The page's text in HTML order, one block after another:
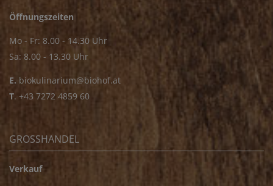
Öffnungszeiten
Mo - Fr: 8.00 - 14.30 Uhr
Sa: 8.00 - 13.30 Uhr
E. biokulinarium@biohof.at
T. +43 7272 4859 60
GROSSHANDEL
Verkauf